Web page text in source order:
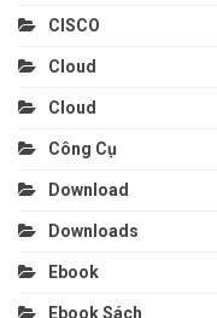
CISCO
Cloud
Cloud
Công Cụ
Download
Downloads
Ebook
Ebook Sách